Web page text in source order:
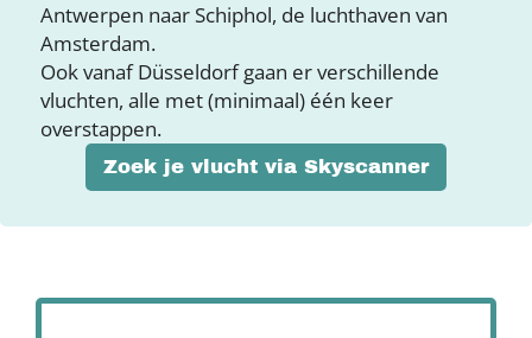
Antwerpen naar Schiphol, de luchthaven van
Amsterdam.
Ook vanaf Düsseldorf gaan er verschillende
vluchten, alle met (minimaal) één keer
overstappen.
Zoek je vlucht via Skyscanner